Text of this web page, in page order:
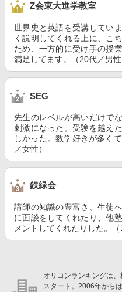
Z会東大進学教室
世界史と英語を受講してい
く説明してくれる上に、こ
ため、一方的に受け手の授
満足してます。（20代／男性
SEG
先生のレベルが高いだけで
刺激になった。受験を越え
しかった。数学好きが多く
／女性）
鉄緑会
講師の知識の豊富さ、生徒
に面談をしてくれたり、他
メントしてくれたりした。（
オリコンランキングは
スタート。2006年から